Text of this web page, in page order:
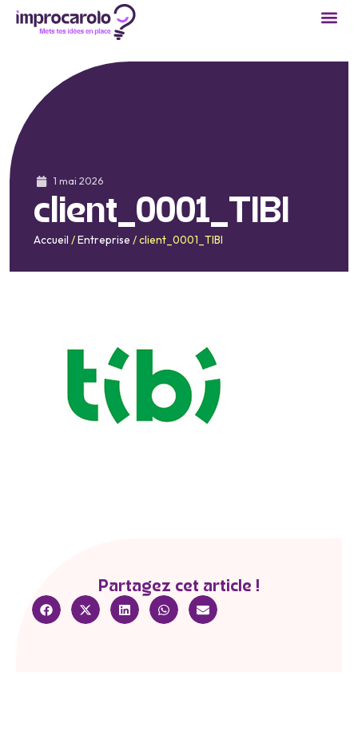
1 mai 2026
client_0001_TIBI
Accueil /Entreprise /client_0001_TIBI
Partagez cet article !